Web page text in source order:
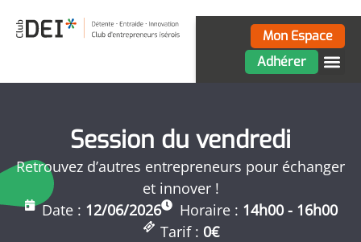
Adhérer
Mon Espace
Session du vendredi
Retrouvez d’autres entrepreneurs pour échanger
et innover !
Date : 12/06/2026 Horaire : 14h00 - 16h00
Tarif : 0€